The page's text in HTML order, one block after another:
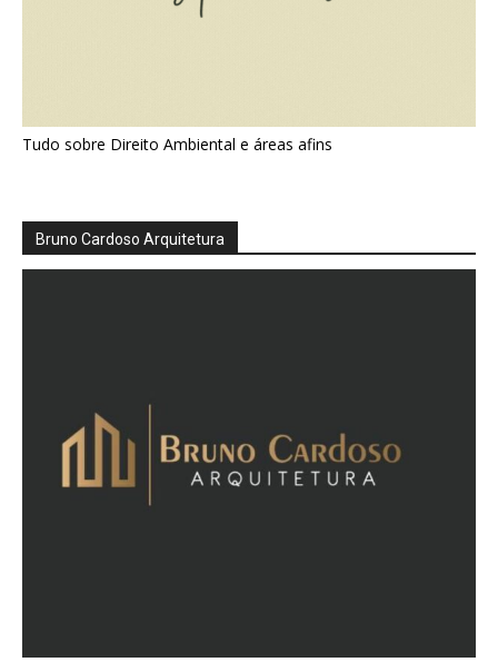
Tudo sobre Direito Ambiental e áreas afins
Bruno Cardoso Arquitetura